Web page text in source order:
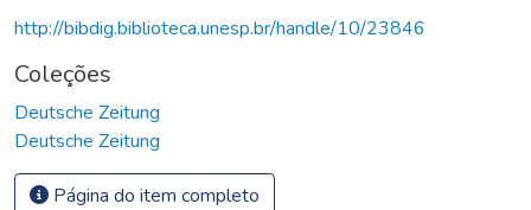
http://bibdig.biblioteca.unesp.br/handle/10/23846
Coleções
Deutsche Zeitung
Deutsche Zeitung
Página do item completo